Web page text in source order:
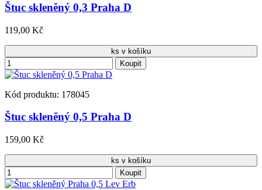
Štuc skleněný 0,3 Praha D
119,00 Kč
ks v košíku
Koupit
Kód produktu: 178045
Štuc skleněný 0,5 Praha D
159,00 Kč
ks v košíku
Koupit